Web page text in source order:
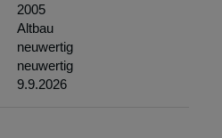
2005
Altbau
neuwertig
neuwertig
9.9.2026